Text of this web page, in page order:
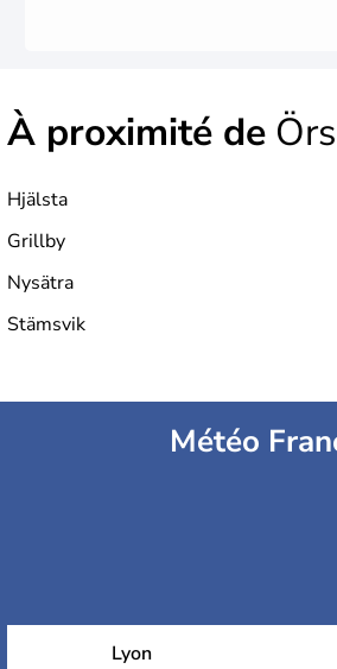
À proximité de
Hjälsta
Grillby
Nysätra
Stämsvik
Météo
Lyon